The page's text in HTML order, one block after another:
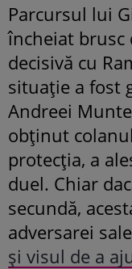
Parcursul lui
încheiat
decisivă cu
situație a fost
Andreei
obținut
protecția, a
duel. Chiar
secundă,
adversarei
și visul de a